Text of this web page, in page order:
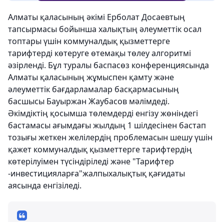
Алматы қаласының әкімі Ерболат Досаевтың
тапсырмасы бойынша халықтың әлеуметтік осал
топтары үшін коммуналдық қызметтерге
тарифтерді көтеруге өтемақы төлеу алгоритмі
әзірленді. Бұл туралы баспасөз конференциясында
Алматы қаласының жұмыспен қамту және
әлеуметтік бағдарламалар басқармасының
басшысы Бауыржан Жаубасов мәлімдеді.
Әкімдіктің қосымша төлемдерді енгізу жөніндегі
бастамасы ағымдағы жылдың 1 шілдесінен бастап
тозығы жеткен желілердің проблемасын шешу үшін
қажет коммуналдық қызметтерге тарифтердің
көтерілуімен түсіндіріледі және "Тарифтер
-инвестицияларға"жалпыхалықтық қағидаты
аясында енгізіледі.